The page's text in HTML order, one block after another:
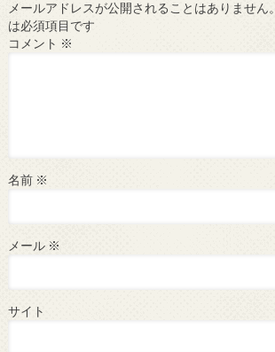
メールアドレスが公開されることはありません。
は必須項目です
コメント ※
名前 ※
メール ※
サイト